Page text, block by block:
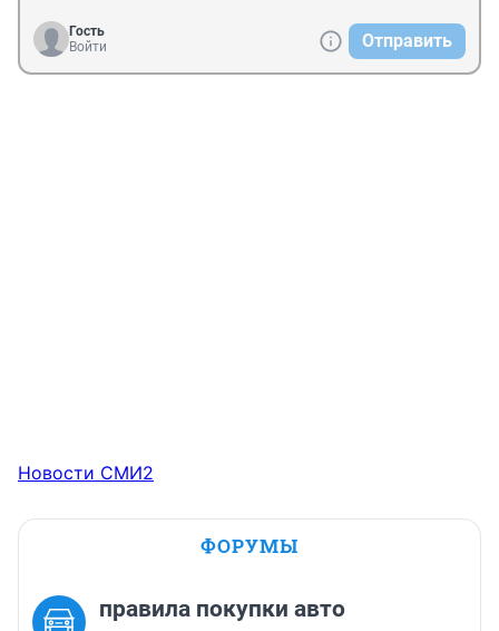
Гость
Войти
Отправить
Новости СМИ2
ФОРУМЫ
правила покупки авто